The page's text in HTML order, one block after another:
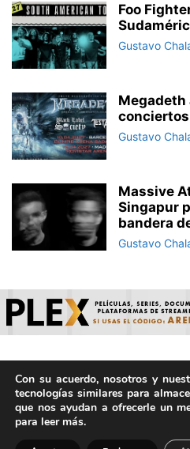
Foo
Gustavo
Megadeth
conciertos
Gustavo
Massive
Singapur
bandera
Gustavo
© ArepaVolatil.Com 2021-2025 -
IA. | Todos los
Con su acuerdo, nosotros y
tecnologías similares para
que nos ayudan a ofrecerle un
para leer más.